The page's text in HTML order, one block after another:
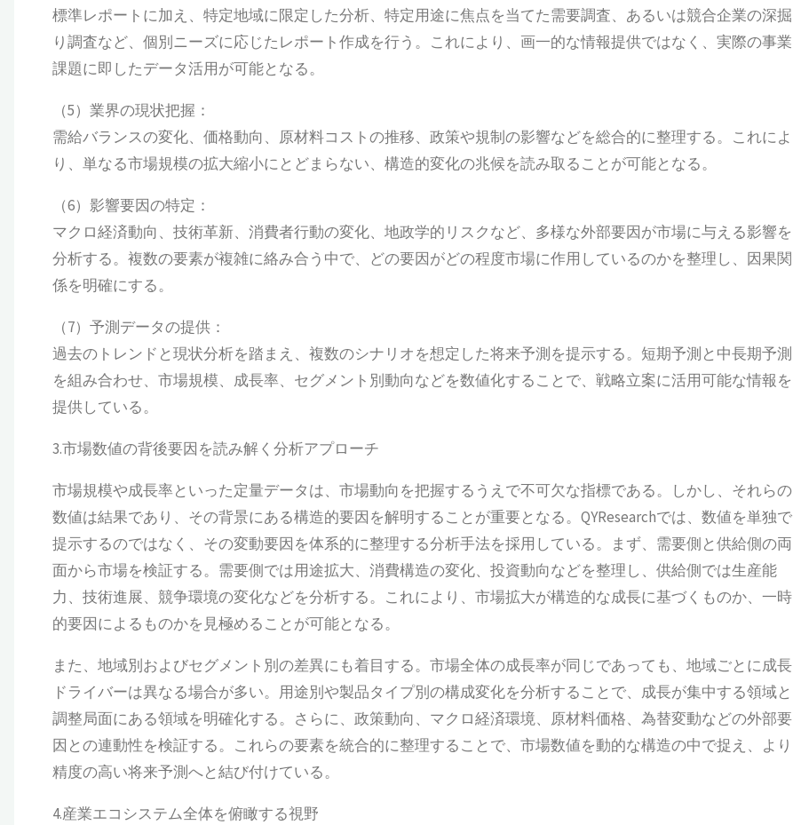
標準レポートに加え、特定地域に限定した分析、特定用途に焦点を当てた需要調査、あるいは競合企業の深掘
り調査など、個別ニーズに応じたレポート作成を行う。これにより、画一的な情報提供ではなく、実際の事業
課題に即したデータ活用が可能となる。
（5）業界の現状把握：
需給バランスの変化、価格動向、原材料コストの推移、政策や規制の影響などを総合的に整理する。これによ
り、単なる市場規模の拡大縮小にとどまらない、構造的変化の兆候を読み取ることが可能となる。
（6）影響要因の特定：
マクロ経済動向、技術革新、消費者行動の変化、地政学的リスクなど、多様な外部要因が市場に与える影響を
分析する。複数の要素が複雑に絡み合う中で、どの要因がどの程度市場に作用しているのかを整理し、因果関
係を明確にする。
（7）予測データの提供：
過去のトレンドと現状分析を踏まえ、複数のシナリオを想定した将来予測を提示する。短期予測と中長期予測
を組み合わせ、市場規模、成長率、セグメント別動向などを数値化することで、戦略立案に活用可能な情報を
提供している。
3.市場数値の背後要因を読み解く分析アプローチ
市場規模や成長率といった定量データは、市場動向を把握するうえで不可欠な指標である。しかし、それらの
数値は結果であり、その背景にある構造的要因を解明することが重要となる。QYResearchでは、数値を単独で
提示するのではなく、その変動要因を体系的に整理する分析手法を採用している。まず、需要側と供給側の両
面から市場を検証する。需要側では用途拡大、消費構造の変化、投資動向などを整理し、供給側では生産能
力、技術進展、競争環境の変化などを分析する。これにより、市場拡大が構造的な成長に基づくものか、一時
的要因によるものかを見極めることが可能となる。
また、地域別およびセグメント別の差異にも着目する。市場全体の成長率が同じであっても、地域ごとに成長
ドライバーは異なる場合が多い。用途別や製品タイプ別の構成変化を分析することで、成長が集中する領域と
調整局面にある領域を明確化する。さらに、政策動向、マクロ経済環境、原材料価格、為替変動などの外部要
因との連動性を検証する。これらの要素を統合的に整理することで、市場数値を動的な構造の中で捉え、より
精度の高い将来予測へと結び付けている。
4.産業エコシステム全体を俯瞰する視野